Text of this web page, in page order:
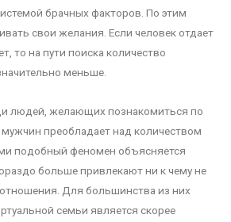
брачных факторов. По этим
свои желания. Если человек отдает
то на пути поиска количество
меньше.
людей, желающих познакомиться по
мужчин преобладает над количеством
подобный феномен объясняется
больше привлекают ни к чему не
Для большинства из них
семьи является скорее